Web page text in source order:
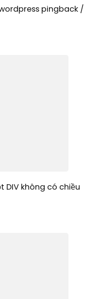
pingback /
DIV không có chiều